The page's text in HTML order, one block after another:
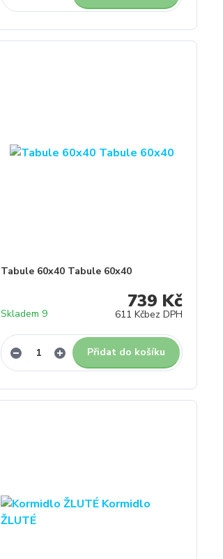
Tabule 60x40 Tabule 60x40
739 Kč
611 Kčbez DPH
Skladem 9
Přidat do košíku